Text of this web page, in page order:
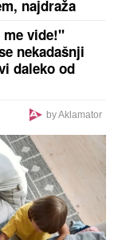
1.500
snimak iz
staju
je i dalje
SINA, A
Pevač
nakon
zašto se